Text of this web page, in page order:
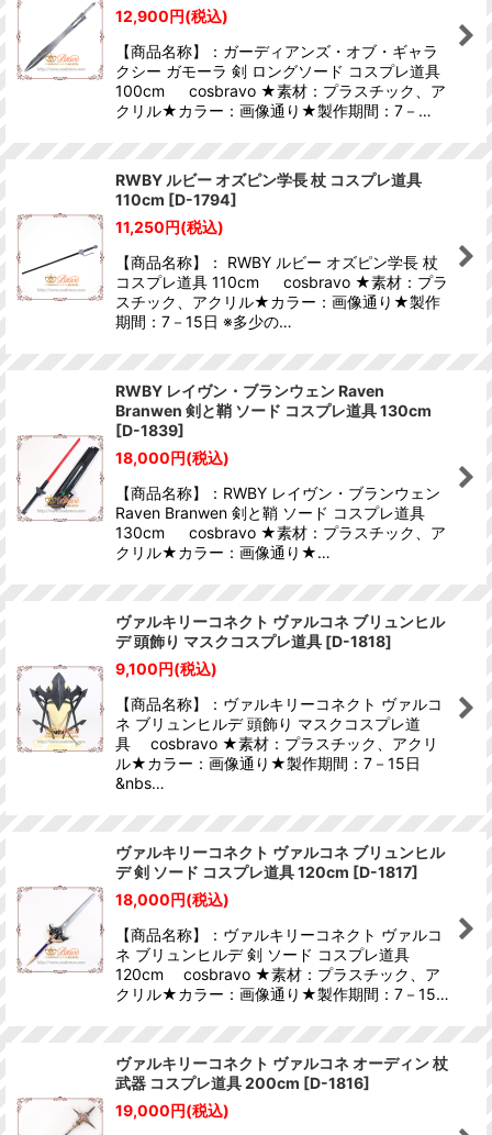
12,900円(税込)
【商品名称】：ガーディアンズ・オブ・ギャラ
クシー ガモーラ 剣 ロングソード コスプレ道具
100cm cosbravo ★素材：プラスチック、ア
クリル★カラー：画像通り★製作期間：7－…
RWBY ルビー オズピン学長 杖 コスプレ道具
110cm [D-1794]
11,250円(税込)
【商品名称】： RWBY ルビー オズピン学長 杖
コスプレ道具 110cm cosbravo ★素材：プラ
スチック、アクリル★カラー：画像通り★製作
期間：7－15日 ※多少の…
RWBY レイヴン・ブランウェン Raven
Branwen 剣と鞘 ソード コスプレ道具 130cm
[D-1839]
18,000円(税込)
【商品名称】：RWBY レイヴン・ブランウェン
Raven Branwen 剣と鞘 ソード コスプレ道具
130cm cosbravo ★素材：プラスチック、ア
クリル★カラー：画像通り★…
ヴァルキリーコネクト ヴァルコネ ブリュンヒル
デ 頭飾り マスクコスプレ道具 [D-1818]
9,100円(税込)
【商品名称】：ヴァルキリーコネクト ヴァルコ
ネ ブリュンヒルデ 頭飾り マスクコスプレ道
具 cosbravo ★素材：プラスチック、アクリ
ル★カラー：画像通り★製作期間：7－15日
&nbs…
ヴァルキリーコネクト ヴァルコネ ブリュンヒル
デ 剣 ソード コスプレ道具 120cm [D-1817]
18,000円(税込)
【商品名称】：ヴァルキリーコネクト ヴァルコ
ネ ブリュンヒルデ 剣 ソード コスプレ道具
120cm cosbravo ★素材：プラスチック、ア
クリル★カラー：画像通り★製作期間：7－15…
ヴァルキリーコネクト ヴァルコネ オーディン 杖
武器 コスプレ道具 200cm [D-1816]
19,000円(税込)